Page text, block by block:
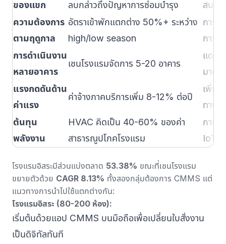
ของแขก
ลบกล่าวถึงปัญหาการซ่อมบำรุง
สนอง
ความต้องการ
ตามฤดูกาล
อัตราเข้าพักแตกต่าง 50%+ ระหว่าง
high/low season
การว
การ
การดำเนินงาน
หลายอาคาร
เชนโรงแรมจัดการ 5-20 อาคาร
แดช
มาตร
แรงกดดันด้าน
ค่าแรง
ค่าจ้างภาคบริการเพิ่ม 8-12% ต่อปี
เพิ่มผ
ทางซ้
ต้นทุน
พลังงาน
HVAC คิดเป็น 40-60% ของค่า
สาธารณูปโภคโรงแรม
การซ่
IoT,
โรงแรมอิสระมีส่วนแบ่งตลาด 53.38% ขณะที่เชนโรงแรม
ขยายตัวด้วย CAGR 8.13% ทั้งสองกลุ่มต้องการ CMMS แต่
แนวทางการนำไปใช้แตกต่างกัน:
โรงแรมอิสระ (80-200 ห้อง):
เริ่มต้นด้วยแอป CMMS บนมือถือเพื่อเปลี่ยนใบสั่งงาน
เป็นดิจิทัลทันที